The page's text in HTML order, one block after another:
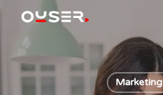
main
content